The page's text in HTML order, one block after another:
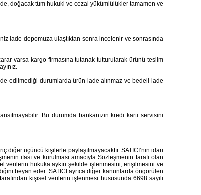
doğacak tüm hukuki ve cezai yükümlülükler tamamen ve
iade depomuza ulaştıktan sonra incelenir ve sonrasında
varsa kargo firmasına tutanak tutturularak ürünü teslim
edilmediği durumlarda ürün iade alınmaz ve bedeli iade
Bu durumda bankanızın kredi kartı servisini
diğer üçüncü kişilerle paylaşılmayacaktır. SATICI’nın idari
ifası ve kurulması amacıyla Sözleşmenin tarafı olan
verilerin hukuka aykırı şekilde işlenmesini, erişilmesini ve
beyan eder. SATICI ayrıca diğer kanunlarda öngörülen
kişisel verilerin işlenmesi hususunda 6698 sayılı